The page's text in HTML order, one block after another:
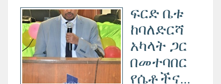
ፍርድ ቤቱ
ከባለድርሻ
አካላት ጋር
በመተባበር
የሴቶችና...